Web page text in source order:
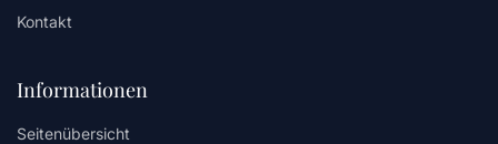
Kontakt
Informationen
Seitenübersicht